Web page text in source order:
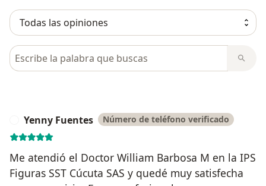
Busca en opiniones
Yenny Fuentes Número de teléfono verificado
Me atendió el Doctor William Barbosa M en la IPS
Figuras SST Cúcuta SAS y quedé muy satisfecha